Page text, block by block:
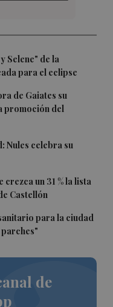
Selene" de la
para el eclipse
de Gaiates su
promoción del
Nules celebra su
crezca un 31 % la lista
Castellón
para la ciudad
parches"
de